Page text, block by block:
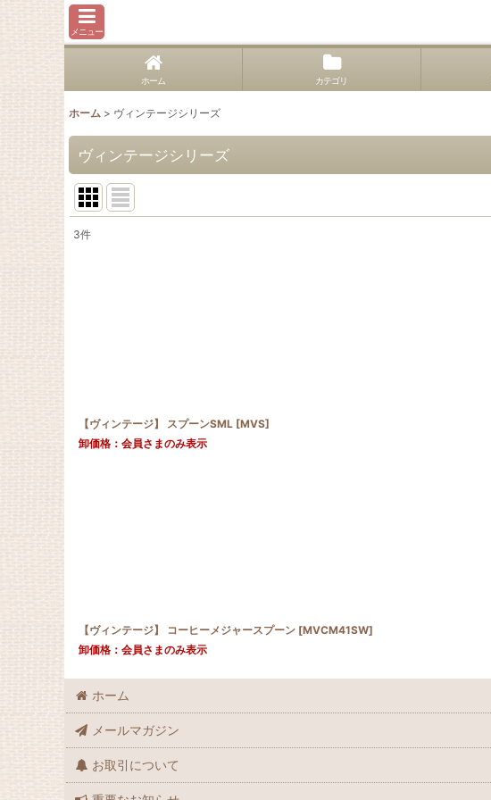
メニュー
ホーム カテゴリ
ホーム > ヴィンテージシリーズ
ヴィンテージシリーズ
3件
【ヴィンテージ】 スプーンSML [MVS]
卸価格：会員さまのみ表示
【ヴィンテージ】 コーヒーメジャースプーン [MVCM41SW]
卸価格：会員さまのみ表示
ホーム
メールマガジン
お取引について